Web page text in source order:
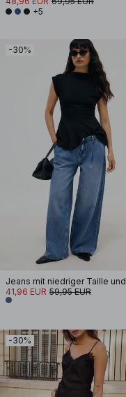
+5
-30%
41,96 EUR 59,95 EUR
-30%